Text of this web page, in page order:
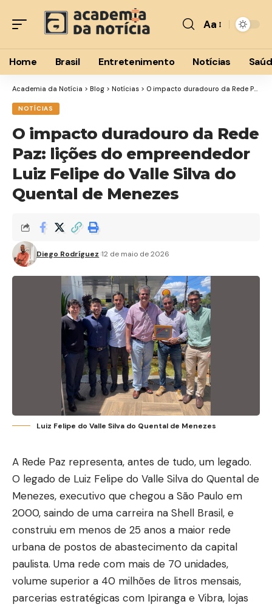
Font
Resizer
Aa
Home Brasil Entretenimento Notícias
Academia da Notícia > Blog > Notícias > O impacto duradouro da Rede Paz: lições do empreendedor Luiz Felipe do Valle Silva do Quental de Menezes
NOTÍCIAS
O impacto duradouro da Rede
Paz: lições do empreendedor
Luiz Felipe do Valle Silva do
Quental de Menezes
Diego Rodríguez 12 de maio de 2026
Luiz Felipe do Valle Silva do Quental de Menezes
A Rede Paz representa, antes de tudo, um legado.
O legado de Luiz Felipe do Valle Silva do Quental de
Menezes, executivo que chegou a São Paulo em
2000, saindo de uma carreira na Shell Brasil, e
construiu em menos de 25 anos a maior rede
urbana de postos de abastecimento da capital
paulista. Uma rede com mais de 70 unidades,
volume superior a 40 milhões de litros mensais,
parcerias estratégicas com Ipiranga e Vibra, lojas